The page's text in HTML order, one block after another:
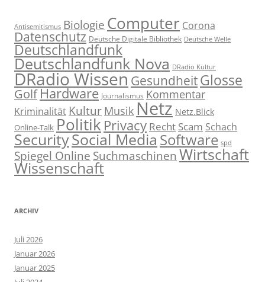
Antisemitismus Biologie Computer Corona
Datenschutz Deutsche Digitale Bibliothek Deutsche Welle
Deutschlandfunk
Deutschlandfunk Nova DRadio Kultur
DRadio WissenGesundheitGlosse
GolfHardware Journalismus Kommentar
Kriminalität Kultur Musik Netz Netz.Blick
Online-Talk Politik Privacy Recht Scam Schach
SecuritySocial Media Software spd
Spiegel Online Suchmaschinen Wirtschaft
Wissenschaft
ARCHIV
Juli 2026
Januar 2026
Januar 2025